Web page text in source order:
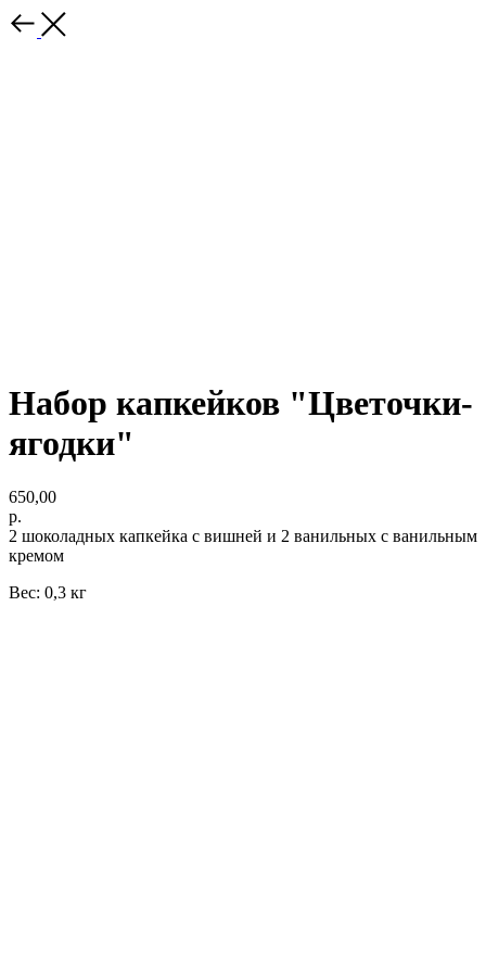
Набор капкейков "Цветочки-
ягодки"
650,00
р.
2 шоколадных капкейка с вишней и 2 ванильных с ванильным
кремом
Вес: 0,3 кг